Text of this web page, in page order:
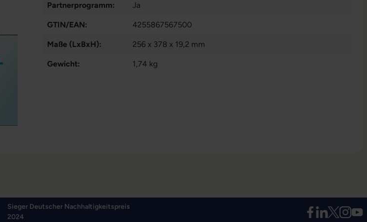
Partnerprogramm: Ja
GTIN/EAN: 4255867567500
Maße (LxBxH): 256 x 378 x 19,2 mm
Gewicht: 1,74 kg
Sieger Deutscher Nachhaltigkeitspreis
2024